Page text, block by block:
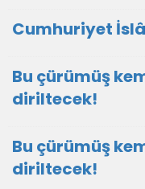
Cumhuriyet
Bu çürümüş
diriltecek!
Bu çürümüş
diriltecek!